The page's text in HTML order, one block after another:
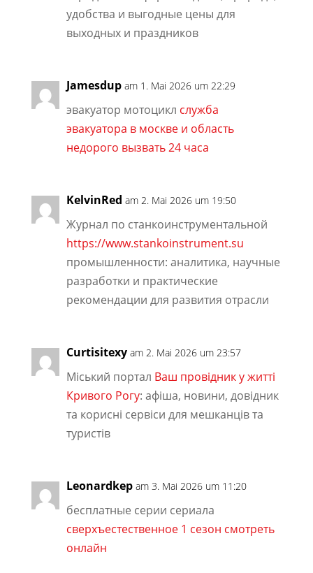
удобства и выгодные цены для
выходных и праздников
Jamesdup am 1. Mai 2026 um 22:29
эвакуатор мотоцикл служба
эвакуатора в москве и область
недорого вызвать 24 часа
KelvinRed am 2. Mai 2026 um 19:50
Журнал по станкоинструментальной
https://www.stankoinstrument.su
промышленности: аналитика, научные
разработки и практические
рекомендации для развития отрасли
Curtisitexy am 2. Mai 2026 um 23:57
Міський портал Ваш провідник у житті
Кривого Рогу: афіша, новини, довідник
та корисні сервіси для мешканців та
туристів
Leonardkep am 3. Mai 2026 um 11:20
бесплатные серии сериала
сверхъестественное 1 сезон смотреть
онлайн